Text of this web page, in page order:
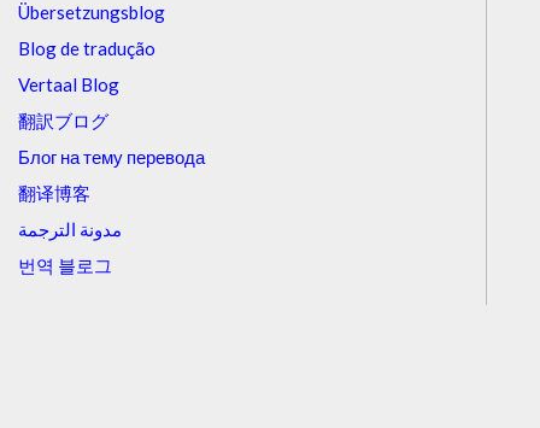
Übersetzungsblog
Blog de tradução
Vertaal Blog
翻訳ブログ
Блог на тему перевода
翻译博客
مدونة الترجمة
번역 블로그